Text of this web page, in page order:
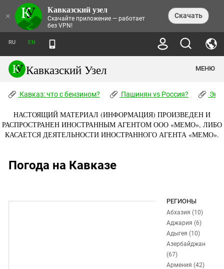
× Кавказский узел
Скачайте приложение — работает
без VPN!
Скачать
RU EN
Кавказский Узел МЕНЮ
Аджария
Адыгея
Армения
Волгоградская область
Кавказ: что с бензином? Пашинян vs Россия?
НАСТОЯЩИЙ МАТЕРИАЛ (ИНФОРМАЦИЯ) ПРОИЗВЕДЕН И
РАСПРОСТРАНЕН ИНОСТРАННЫМ АГЕНТОМ ООО «МЕМО», ЛИБО
КАСАЕТСЯ ДЕЯТЕЛЬНОСТИ ИНОСТРАННОГО АГЕНТА «МЕМО».
Погода на Кавказе
РЕГИОНЫ
Абхазия (10)
Аджария (6)
Адыгея (10)
Азербайджан
(67)
Армения (42)